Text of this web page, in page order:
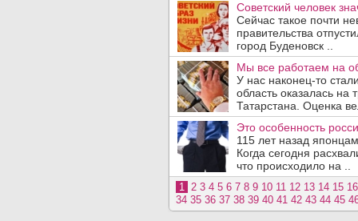
Советский человек
Сейчас такое почти
правительства
город Буденовск ..
Мы все работаем на
У нас наконец-то
область оказалась на
Татарстана. Оценка
Это особенность
115 лет назад
Когда сегодня
что происходило на ..
1 2 3 4 5 6 7 8 9 10 11 12 13 14 15 16
34 35 36 37 38 39 40 41 42 43 44 45